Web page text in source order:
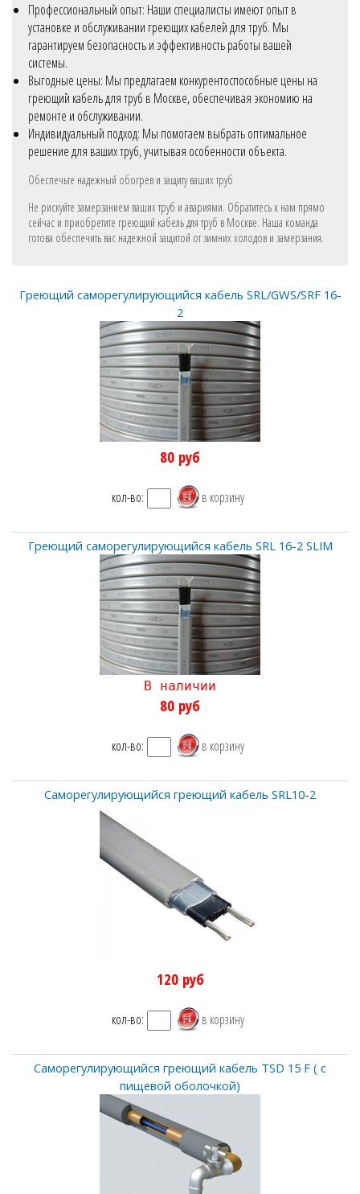
Профессиональный опыт: Наши специалисты имеют опыт в
установке и обслуживании греющих кабелей для труб. Мы
гарантируем безопасность и эффективность работы вашей
системы.
Выгодные цены: Мы предлагаем конкурентоспособные цены на
греющий кабель для труб в Москве, обеспечивая экономию на
ремонте и обслуживании.
Индивидуальный подход: Мы помогаем выбрать оптимальное
решение для ваших труб, учитывая особенности объекта.
Обеспечьте надежный обогрев и защиту ваших труб
Не рискуйте замерзанием ваших труб и авариями. Обратитесь к нам прямо
сейчас и приобретите греющий кабель для труб в Москве. Наша команда
готова обеспечить вас надежной защитой от зимних холодов и замерзания.
Греющий саморегулирующийся кабель SRL/GWS/SRF 16-
2
80 руб
кол-во:
Греющий саморегулирующийся кабель SRL 16-2 SLIM
В наличии
80 руб
кол-во:
Саморегулирующийся греющий кабель SRL10-2
120 руб
кол-во:
Саморегулирующийся греющий кабель TSD 15 F ( c
пищевой оболочкой)